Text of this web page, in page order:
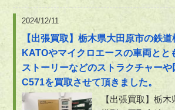
2024/12/11
【出張買取】栃木県大田原市の鉄道
KATOやマイクロエースの車両とと
ストーリーなどのストラクチャー
C571を買取させて頂きました。
【出張買取】栃